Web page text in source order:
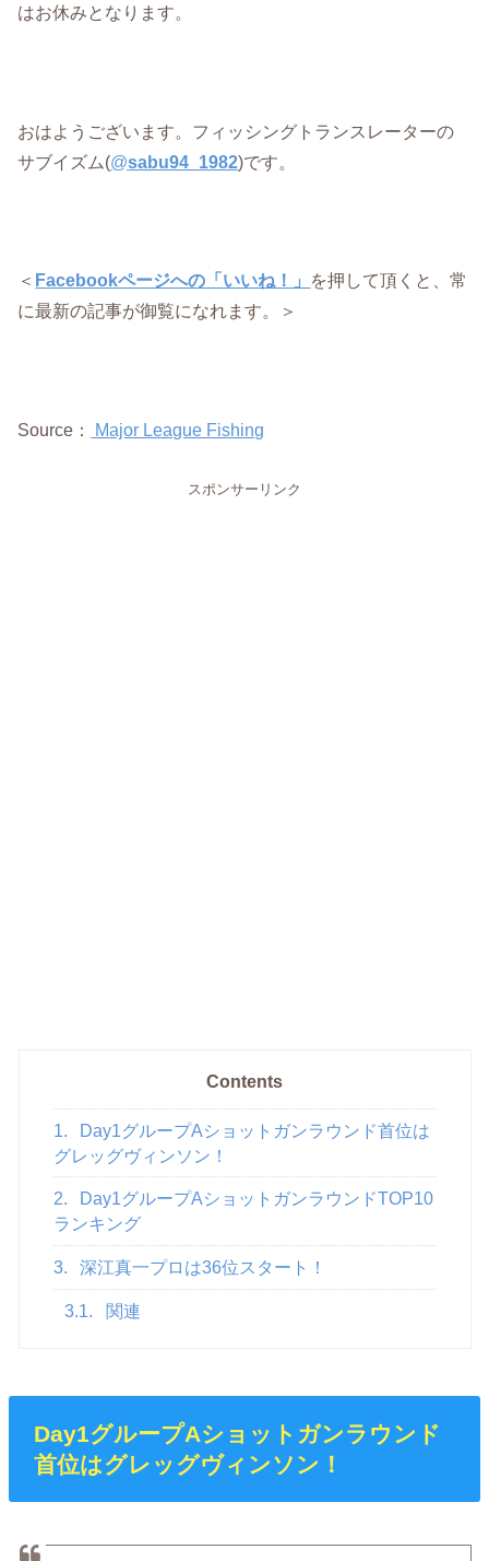
はお休みとなります。
おはようございます。フィッシングトランスレーターの
サブイズム(@sabu94_1982)です。
＜ Facebookページへの「いいね！」 を押して頂くと、常
に最新の記事が御覧になれます。＞
Source： Major League Fishing
スポンサーリンク
Contents
1.
Day1グループAショットガンラウンド首位は
グレッグヴィンソン！
2.
Day1グループAショットガンラウンドTOP10
ランキング
3. 深江真一プロは36位スタート！
3.1. 関連
Day1グループAショットガンラウンド
首位はグレッグヴィンソン！